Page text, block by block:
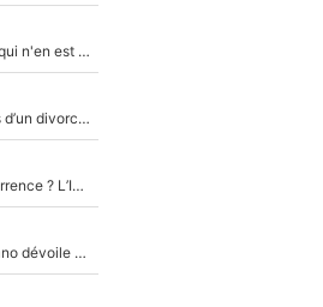
Mercato - Analyse : Real-Vinicius Jr, la surprise qui n'en est pas une...
Frank McCourt et Pablo Longoria : Les coulisses d’un divorce coûteux qui ruine l’OM à petit feu…
Kylian Mbappé et Lamine Yamal ont de la concurrence ? L’IA annonce les 5 joueurs qui vont dominer le football dans les années à venir !
«On l’achète et on vous le prête» : Fabrizio Romano dévoile déjà la stratégie du PSG avec le transfert de Zion Suzuki !